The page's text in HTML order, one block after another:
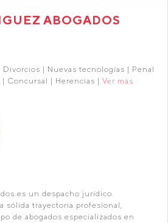
ABOGADOS
| Nuevas tecnologías | Penal
Concursal | Herencias | Ver más
es un despacho jurídico
sólida trayectoria profesional,
de abogados especializados en